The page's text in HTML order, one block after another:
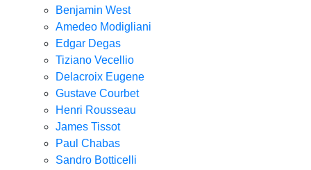
Benjamin West
Amedeo Modigliani
Edgar Degas
Tiziano Vecellio
Delacroix Eugene
Gustave Courbet
Henri Rousseau
James Tissot
Paul Chabas
Sandro Botticelli